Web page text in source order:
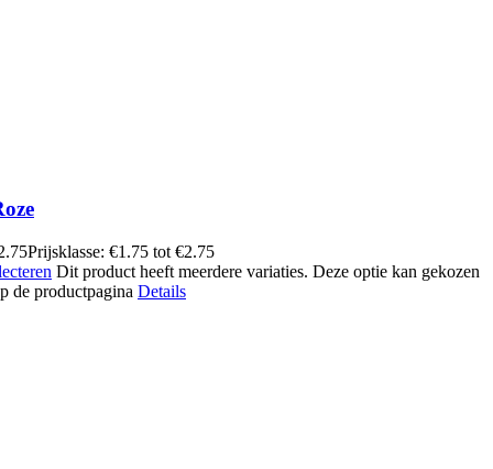
Prijsklasse: €1.75 tot €2.75
Dit product heeft meerdere variaties. Deze optie kan gekozen
de productpagina Details